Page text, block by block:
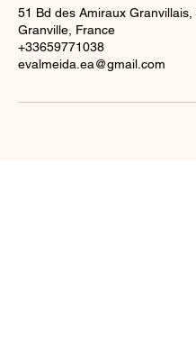
51 Bd des Amiraux Granvillais,
Granville, France
+33659771038
evalmeida.ea@gmail.com